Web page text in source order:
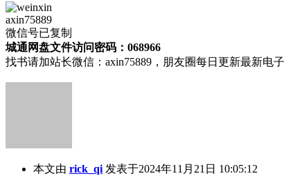
axin75889
微信号已复制
城通网盘文件访问密码：068966
找书请加站长微信：axin75889，朋友圈每日更新最新电
本文由 rick_qi 发表于2024年11月21日 10:05:12